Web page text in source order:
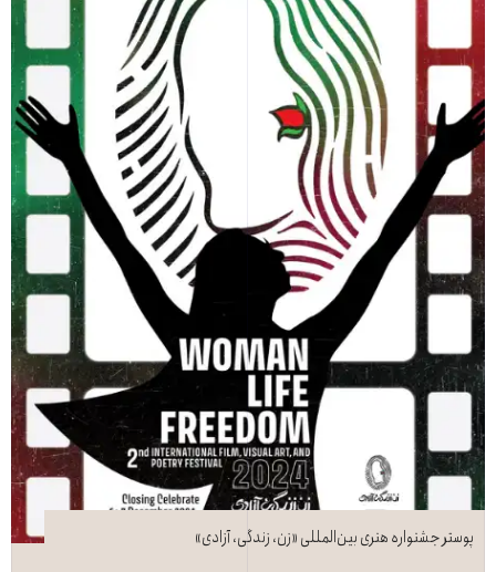
پوستر جشنواره هنری بین‌المللی «زن، زندگی، آزادی»